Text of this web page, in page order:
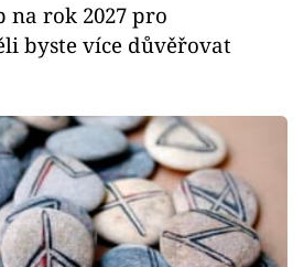
na rok 2027 pro
byste více důvěřovat